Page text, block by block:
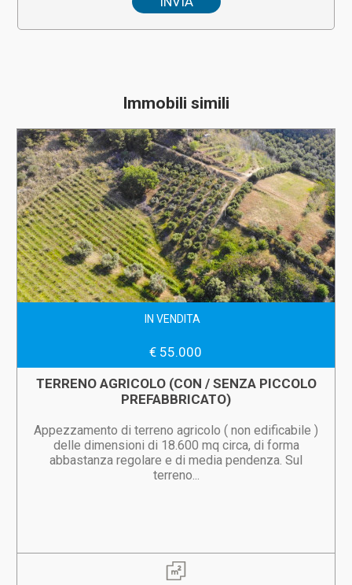
Immobili simili
IN VENDITA
€ 55.000
TERRENO AGRICOLO (CON / SENZA PICCOLO
PREFABBRICATO)
Appezzamento di terreno agricolo ( non edificabile )
delle dimensioni di 18.600 mq circa, di forma
abbastanza regolare e di media pendenza. Sul
terreno...